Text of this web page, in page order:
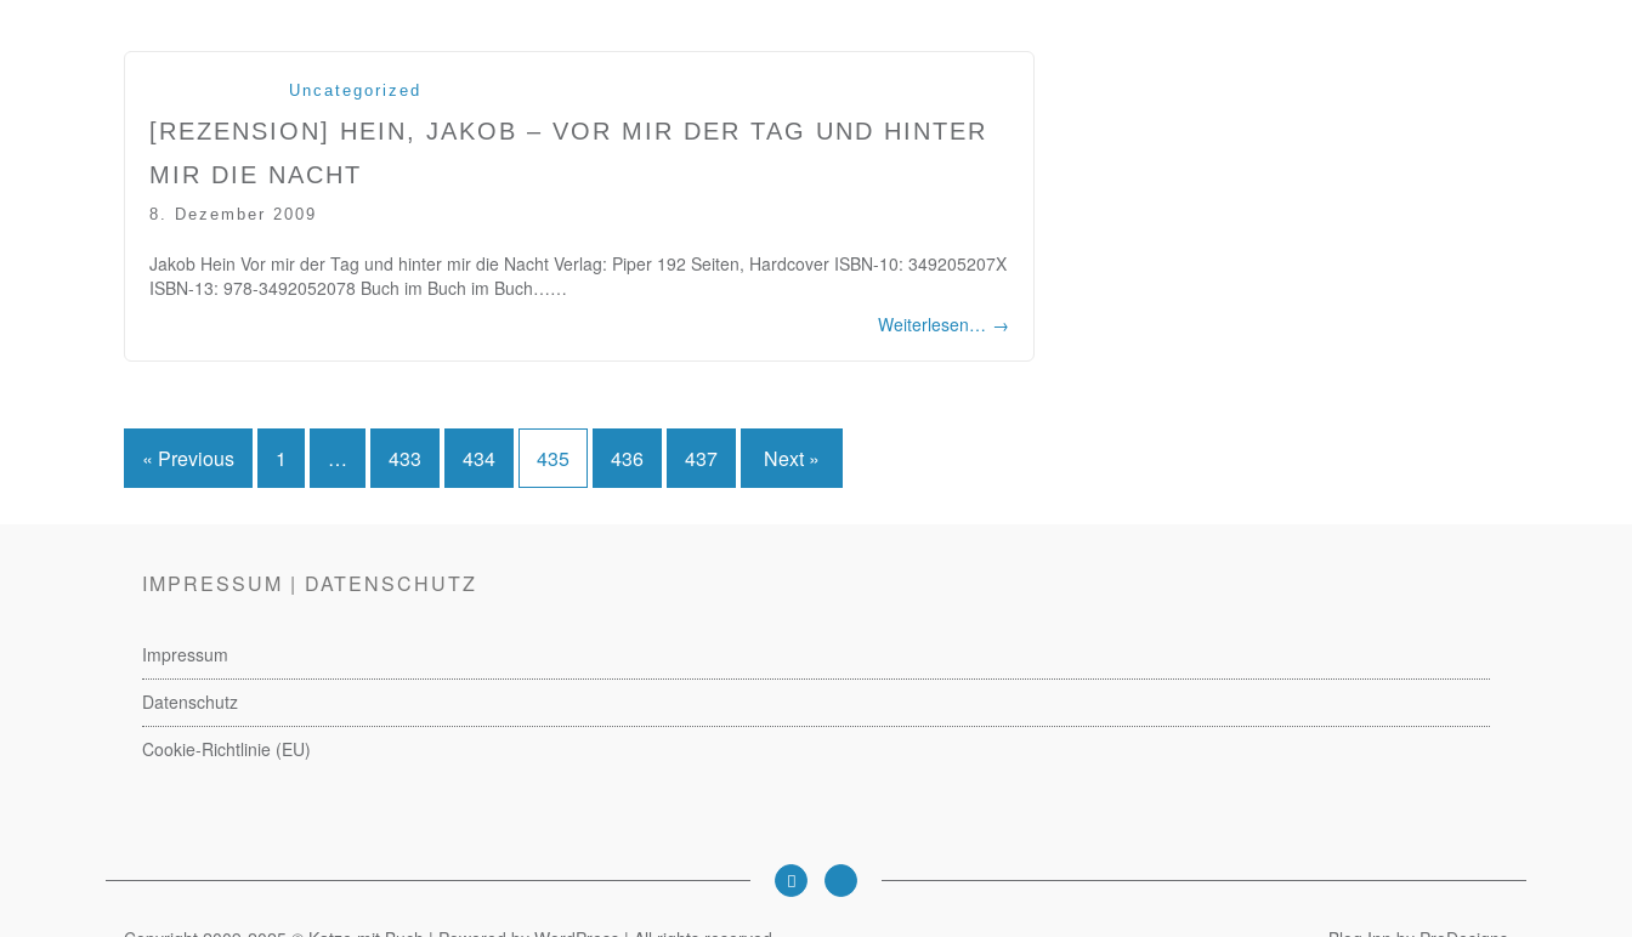
Uncategorized
[REZENSION] HEIN, JAKOB – VOR MIR DER TAG UND HINTER
MIR DIE NACHT
8. Dezember 2009
Jakob Hein Vor mir der Tag und hinter mir die Nacht Verlag: Piper 192 Seiten, Hardcover ISBN-10: 349205207X
ISBN-13: 978-3492052078 Buch im Buch im Buch……
Weiterlesen… →
Seitennummerierung
der
« Previous 1 … 433 434 435 436 437 Next »
IMPRESSUM | DATENSCHUTZ
Impressum
Datenschutz
Cookie-Richtlinie (EU)